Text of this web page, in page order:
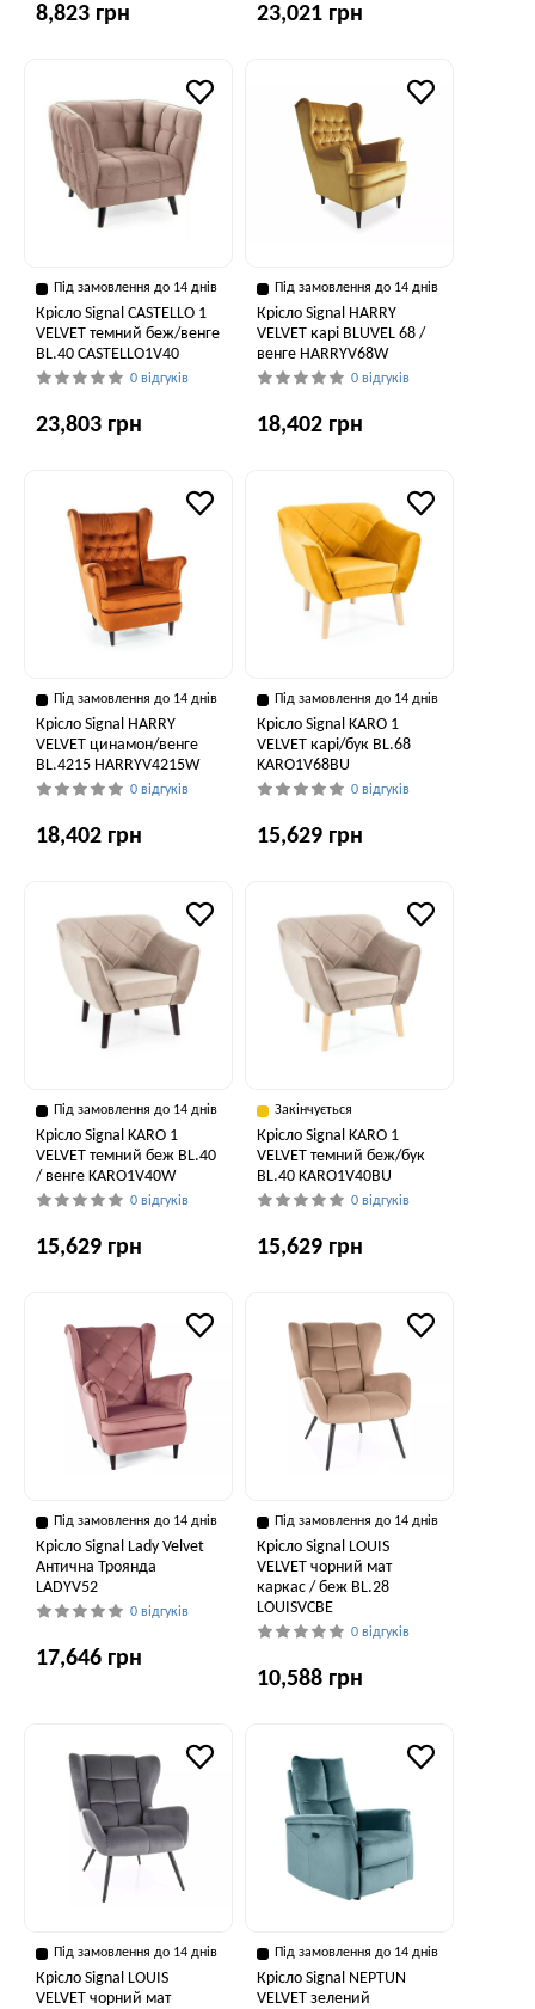
8,823 грн 23,021 грн
Під замовлення до 14 днів
Крісло Signal CASTELLO 1
VELVET темний беж/венге
BL.40 CASTELLO1V40
0 відгуків
23,803 грн
Під замовлення до 14 днів
Крісло Signal HARRY
VELVET карі BLUVEL 68 /
венге HARRYV68W
0 відгуків
18,402 грн
Під замовлення до 14 днів
Крісло Signal HARRY
VELVET цинамон/венге
BL.4215 HARRYV4215W
0 відгуків
18,402 грн
Під замовлення до 14 днів
Крісло Signal KARO 1
VELVET карі/бук BL.68
KARO1V68BU
0 відгуків
15,629 грн
Під замовлення до 14 днів
Крісло Signal KARO 1
VELVET темний беж BL.40
/ венге KARO1V40W
0 відгуків
15,629 грн
Закінчується
Крісло Signal KARO 1
VELVET темний беж/бук
BL.40 KARO1V40BU
0 відгуків
15,629 грн
Під замовлення до 14 днів
Крісло Signal Lady Velvet
Антична Троянда
LADYV52
0 відгуків
17,646 грн
Під замовлення до 14 днів
Крісло Signal LOUIS
VELVET чорний мат
каркас / беж BL.28
LOUISVCBE
0 відгуків
10,588 грн
Під замовлення до 14 днів
Крісло Signal LOUIS
VELVET чорний мат
Під замовлення до 14 днів
Крісло Signal NEPTUN
VELVET зелений